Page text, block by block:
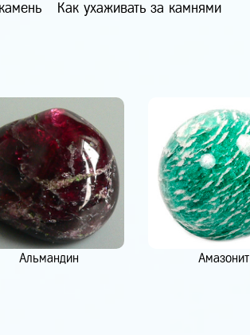
Как ухаживать за камнями
Альмандин Амазонит